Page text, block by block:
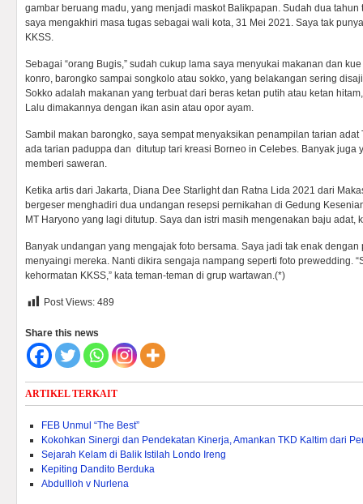
gambar beruang madu, yang menjadi maskot Balikpapan. Sudah dua
saya mengakhiri masa tugas sebagai wali kota, 31 Mei 2021. Saya tak
KKSS.
Sebagai “orang Bugis,” sudah cukup lama saya menyukai makanan dan
konro, barongko sampai songkolo atau sokko, yang belakangan sering
Sokko adalah makanan yang terbuat dari beras ketan putih atau ketan
Lalu dimakannya dengan ikan asin atau opor ayam.
Sambil makan barongko, saya sempat menyaksikan penampilan tarian
ada tarian paduppa dan ditutup tari kreasi Borneo in Celebes. Banyak juga
memberi saweran.
Ketika artis dari Jakarta, Diana Dee Starlight dan Ratna Lida 2021 dari
bergeser menghadiri dua undangan resepsi pernikahan di Gedung
MT Haryono yang lagi ditutup. Saya dan istri masih mengenakan baju adat,
Banyak undangan yang mengajak foto bersama. Saya jadi tak enak
menyaingi mereka. Nanti dikira sengaja nampang seperti foto prewedding.
kehormatan KKSS,” kata teman-teman di grup wartawan.(*)
Post Views: 489
Share this news
ARTIKEL TERKAIT
FEB Unmul “The Best”
Kokohkan Sinergi dan Pendekatan Kinerja, Amankan TKD Kaltim dari
Sejarah Kelam di Balik Istilah Londo Ireng
Kepiting Dandito Berduka
Abdullloh v Nurlena